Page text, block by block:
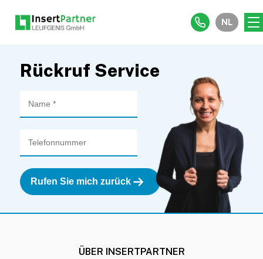
NL
Rückruf Service
ÜBER INSERTPARTNER